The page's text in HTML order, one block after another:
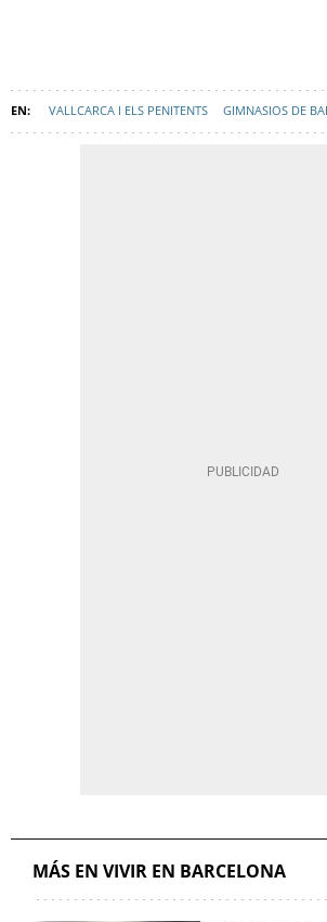
VALLCARCA I ELS PENITENTS GIMNASIOS DE
MÁS EN VIVIR EN BARCELONA